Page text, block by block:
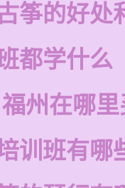
筝的好处
都学什么
州在哪
训班有哪